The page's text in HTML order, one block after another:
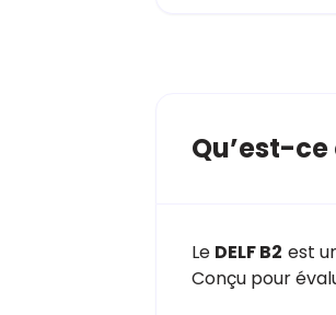
Qu’est-ce
Le DELF B2 est
Conçu pour